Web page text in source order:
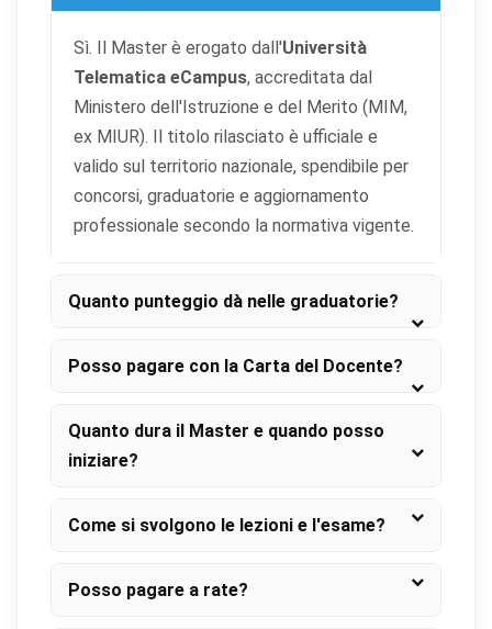
Sì. Il Master è erogato dall'Università
Telematica eCampus, accreditata dal
Ministero dell'Istruzione e del Merito (MIM,
ex MIUR). Il titolo rilasciato è ufficiale e
valido sul territorio nazionale, spendibile per
concorsi, graduatorie e aggiornamento
professionale secondo la normativa vigente.
Quanto punteggio dà nelle graduatorie?
Posso pagare con la Carta del Docente?
Quanto dura il Master e quando posso
iniziare?
Come si svolgono le lezioni e l'esame?
Posso pagare a rate?